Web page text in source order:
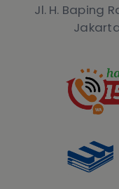
Jl. H. Baping